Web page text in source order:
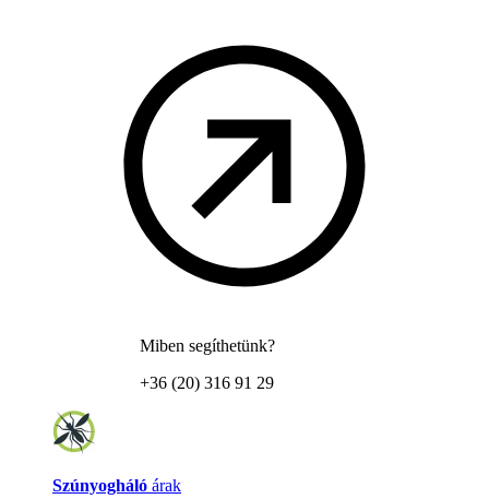
Miben segíthetünk?
+36 (20) 316 91 29
Szúnyogháló árak